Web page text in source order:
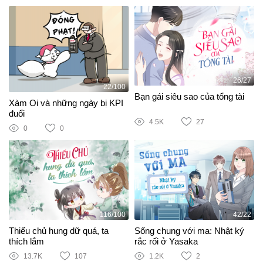
22/100
Xàm Oi và những ngày bị KPI
đuổi
0 0
26/27
Bạn gái siêu sao của tổng tài
4.5K 27
116/100
Thiếu chủ hung dữ quá, ta
thích lắm
13.7K 107
42/22
Sống chung với ma: Nhật ký
rắc rối ở Yasaka
1.2K 2